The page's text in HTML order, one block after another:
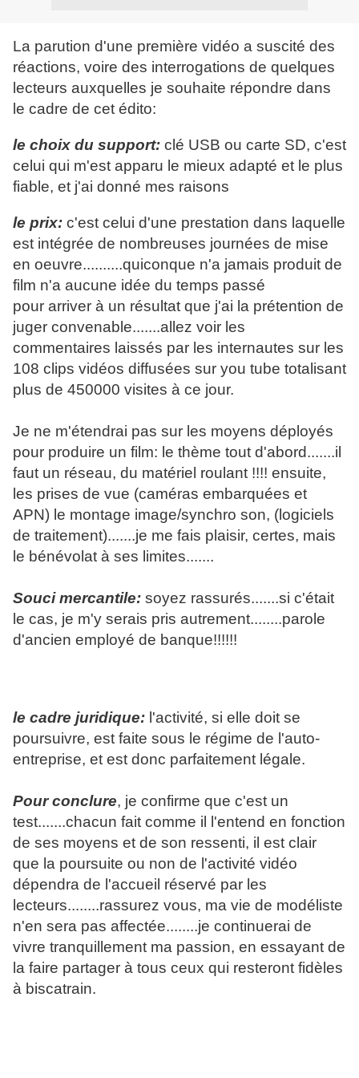
La parution d'une première vidéo a suscité des
réactions, voire des interrogations de quelques
lecteurs auxquelles je souhaite répondre dans
le cadre de cet édito:
le choix du support: clé USB ou carte SD, c'est
celui qui m'est apparu le mieux adapté et le plus
fiable, et j'ai donné mes raisons
le prix: c'est celui d'une prestation dans laquelle
est intégrée de nombreuses journées de mise
en oeuvre..........quiconque n'a jamais produit de
film n'a aucune idée du temps passé
pour arriver à un résultat que j'ai la prétention de
juger convenable.......allez voir les
commentaires laissés par les internautes sur les
108 clips vidéos diffusées sur you tube totalisant
plus de 450000 visites à ce jour.
Je ne m'étendrai pas sur les moyens déployés
pour produire un film: le thème tout d'abord.......il
faut un réseau, du matériel roulant !!!! ensuite,
les prises de vue (caméras embarquées et
APN) le montage image/synchro son, (logiciels
de traitement).......je me fais plaisir, certes, mais
le bénévolat à ses limites.......
Souci mercantile: soyez rassurés.......si c'était
le cas, je m'y serais pris autrement........parole
d'ancien employé de banque!!!!!!
le cadre juridique: l'activité, si elle doit se
poursuivre, est faite sous le régime de l'auto-
entreprise, et est donc parfaitement légale.
Pour conclure, je confirme que c'est un
test.......chacun fait comme il l'entend en fonction
de ses moyens et de son ressenti, il est clair
que la poursuite ou non de l'activité vidéo
dépendra de l'accueil réservé par les
lecteurs........rassurez vous, ma vie de modéliste
n'en sera pas affectée........je continuerai de
vivre tranquillement ma passion, en essayant de
la faire partager à tous ceux qui resteront fidèles
à biscatrain.